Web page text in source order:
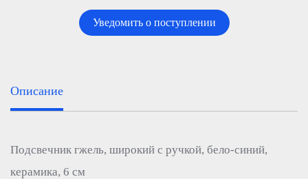
Уведомить о поступлении
Описание
Подсвечник гжель, широкий с ручкой, бело-синий,
керамика, 6 см